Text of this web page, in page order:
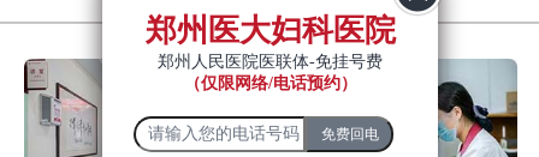
郑州医大妇科医院
郑州人民医院医联体-免挂号费
（仅限网络/电话预约）